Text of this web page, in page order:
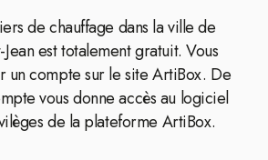
de chauffage dans la ville de
est totalement gratuit. Vous
un compte sur le site ArtiBox. De
vous donne accès au logiciel
de la plateforme ArtiBox.